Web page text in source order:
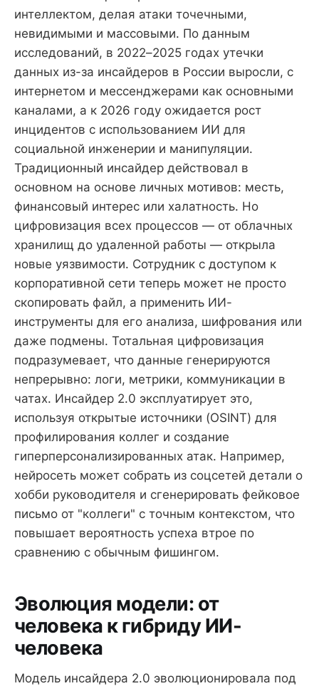
интеллектом, делая атаки точечными,
невидимыми и массовыми. По данным
исследований, в 2022–2025 годах утечки
данных из-за инсайдеров в России выросли, с
интернетом и мессенджерами как основными
каналами, а к 2026 году ожидается рост
инцидентов с использованием ИИ для
социальной инженерии и манипуляции.
Традиционный инсайдер действовал в
основном на основе личных мотивов: месть,
финансовый интерес или халатность. Но
цифровизация всех процессов — от облачных
хранилищ до удаленной работы — открыла
новые уязвимости. Сотрудник с доступом к
корпоративной сети теперь может не просто
скопировать файл, а применить ИИ-
инструменты для его анализа, шифрования или
даже подмены. Тотальная цифровизация
подразумевает, что данные генерируются
непрерывно: логи, метрики, коммуникации в
чатах. Инсайдер 2.0 эксплуатирует это,
используя открытые источники (OSINT) для
профилирования коллег и создание
гиперперсонализированных атак. Например,
нейросеть может собрать из соцсетей детали о
хобби руководителя и сгенерировать фейковое
письмо от "коллеги" с точным контекстом, что
повышает вероятность успеха втрое по
сравнению с обычным фишингом.
Эволюция модели: от
человека к гибриду ИИ-
человека
Модель инсайдера 2.0 эволюционировала под